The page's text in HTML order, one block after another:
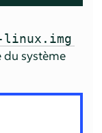
linux.img
du système